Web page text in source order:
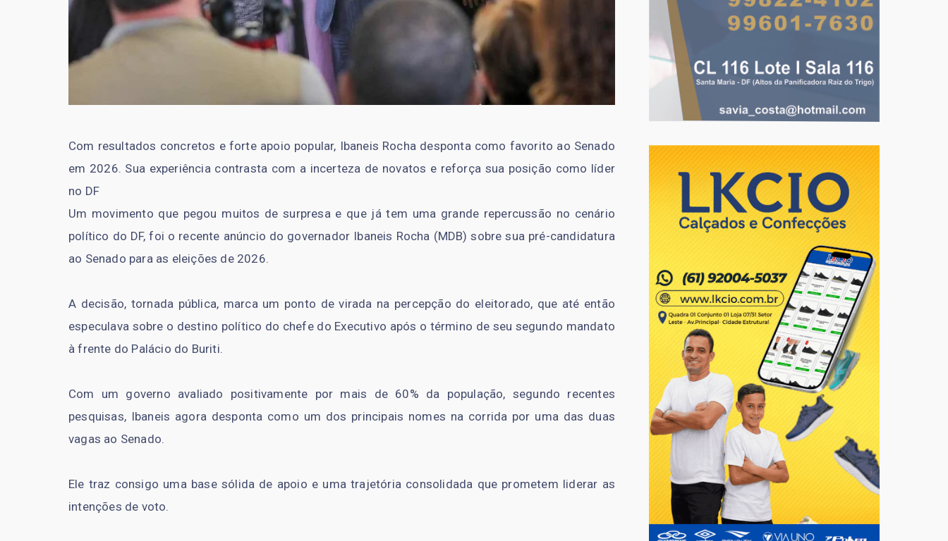
Com resultados concretos e forte apoio popular, Ibaneis Rocha desponta como favorito ao Senado
em 2026. Sua experiência contrasta com a incerteza de novatos e reforça sua posição como líder
no DF
Um movimento que pegou muitos de surpresa e que já tem uma grande repercussão no cenário
político do DF, foi o recente anúncio do governador Ibaneis Rocha (MDB) sobre sua pré-candidatura
ao Senado para as eleições de 2026.
A decisão, tornada pública, marca um ponto de virada na percepção do eleitorado, que até então
especulava sobre o destino político do chefe do Executivo após o término de seu segundo mandato
à frente do Palácio do Buriti.
Com um governo avaliado positivamente por mais de 60% da população, segundo recentes
pesquisas, Ibaneis agora desponta como um dos principais nomes na corrida por uma das duas
vagas ao Senado.
Ele traz consigo uma base sólida de apoio e uma trajetória consolidada que prometem liderar as
intenções de voto.